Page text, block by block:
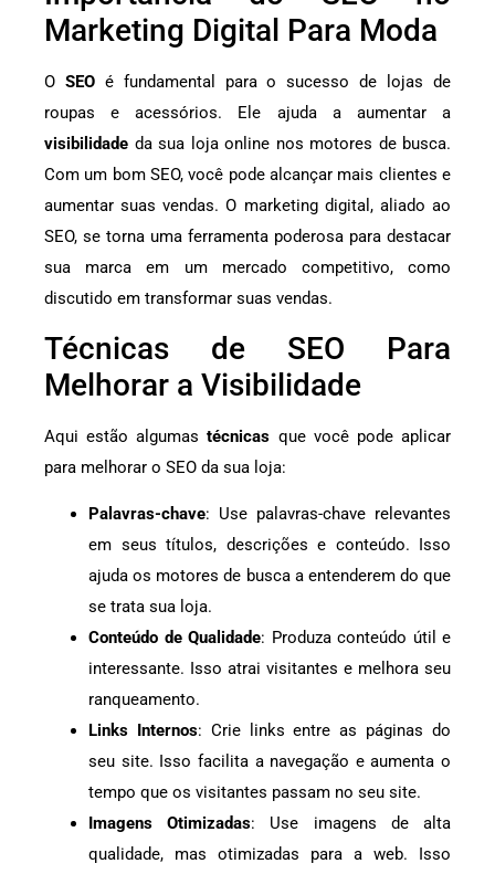
Marketing Digital Para Moda
O SEOé fundamental para o sucesso de lojas de
roupas e acessórios. Ele ajuda a aumentar a
visibilidade da sua loja online nos motores de busca.
Com um bom SEO, você pode alcançar mais clientes e
aumentar suas vendas. O marketing digital, aliado ao
SEO, se torna uma ferramenta poderosa para destacar
sua marca em um mercado competitivo, como
discutido em transformar suas vendas.
Técnicas de SEO Para
Melhorar a Visibilidade
Aqui estão algumastécnicas que você pode aplicar
para melhorar o SEO da sua loja:
Palavras-chave: Use palavras-chave relevantes
em seus títulos, descrições e conteúdo. Isso
ajuda os motores de busca a entenderem do que
se trata sua loja.
Conteúdo de Qualidade: Produza conteúdo útil e
interessante. Isso atrai visitantes e melhora seu
ranqueamento.
Links Internos: Crie links entre as páginas do
seu site. Isso facilita a navegação e aumenta o
tempo que os visitantes passam no seu site.
Imagens Otimizadas: Use imagens de alta
qualidade, mas otimizadas para a web. Isso